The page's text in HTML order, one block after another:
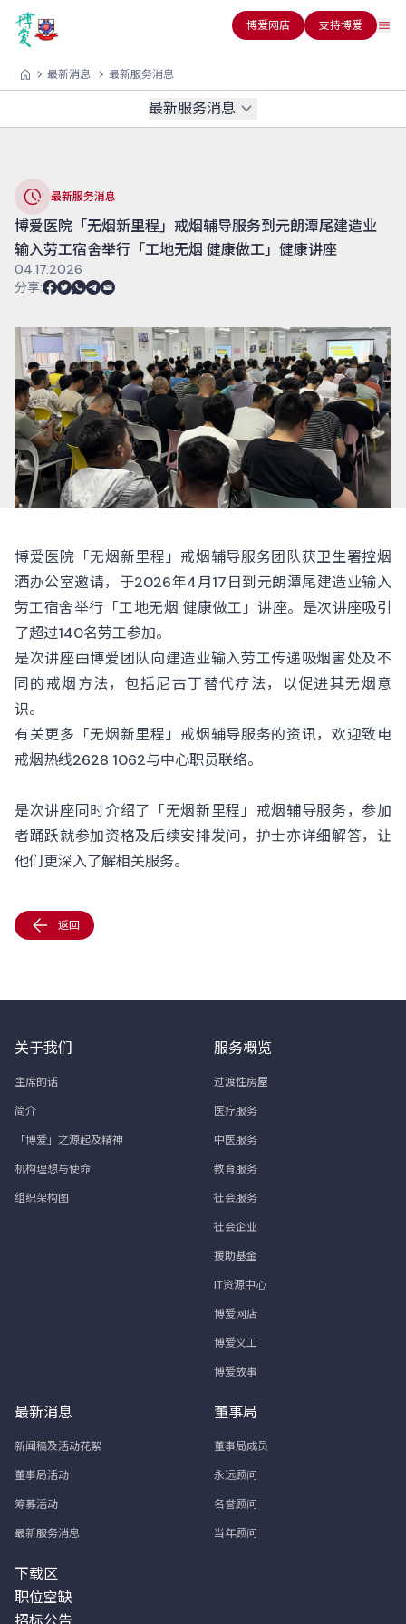
博爱网店 支持博爱
最新消息 最新服务消息
最新服务消息
最新服务消息
博爱医院「无烟新里程」戒烟辅导服务到元朗潭尾建造业
输入劳工宿舍举行「工地无烟 健康做工」健康讲座
04.17.2026
分享:
博爱医院「无烟新里程」戒烟辅导服务团队获卫生署控烟
酒办公室邀请，于2026年4月17日到元朗潭尾建造业输入
劳工宿舍举行「工地无烟 健康做工」讲座。是次讲座吸引
了超过140名劳工参加。
是次讲座由博爱团队向建造业输入劳工传递吸烟害处及不
同的戒烟方法，包括尼古丁替代疗法，以促进其无烟意
识。
有关更多「无烟新里程」戒烟辅导服务的资讯，欢迎致电
戒烟热线2628 1062与中心职员联络。
是次讲座同时介绍了「无烟新里程」戒烟辅导服务，参加
者踊跃就参加资格及后续安排发问，护士亦详细解答，让
他们更深入了解相关服务。
返回
关于我们
主席的话
简介
「博爱」之源起及精神
机构理想与使命
组织架构图
服务概览
过渡性房屋
医疗服务
中医服务
教育服务
社会服务
社会企业
援助基金
IT资源中心
博爱网店
博爱义工
博爱故事
最新消息
新闻稿及活动花絮
董事局活动
筹募活动
最新服务消息
董事局
董事局成员
永远顾问
名誉顾问
当年顾问
下载区
职位空缺